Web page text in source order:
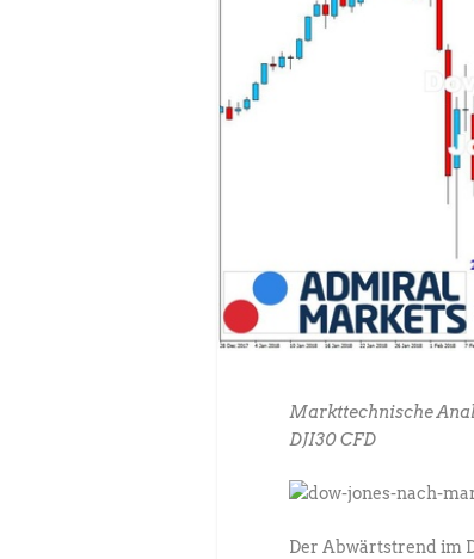
Markttechnische
DJI30 CFD
Der Abwärtstrend im